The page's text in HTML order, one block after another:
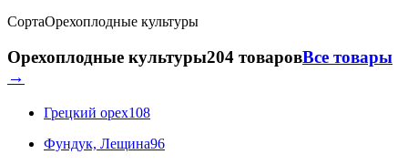
СортаОрехоплодные культуры
Орехоплодные культуры204 товаровВсе товары
→
Грецкий орех108
Фундук, Лещина96